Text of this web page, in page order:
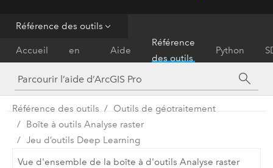
Référence des outils
Accueil
en
main
Aide
Référence
des outils
Python
Référence des outils
Outils de géotraitement
Boîte à outils Analyse raster
Jeu d’outils Deep Learning
Vue d'ensemble de la boîte à d'outils Analyse raster